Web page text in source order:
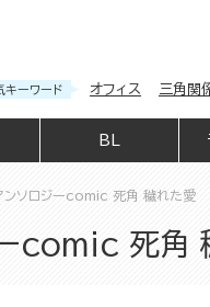
キーワード オフィス 三角関
BL
ンソロジーcomic 死角 穢れた愛
comic 死角